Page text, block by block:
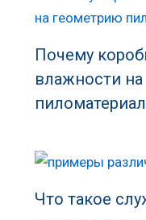
Почему
влажности
Что такое